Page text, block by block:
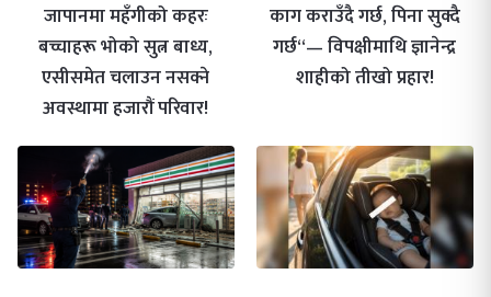
जापानमा महँगीको कहरः
बच्चाहरू भोको सुत्न बाध्य,
एसीसमेत चलाउन नसक्ने
अवस्थामा हजारौं परिवार!
काग कराउँदै गर्छ, पिना सुक्दै
गर्छ“— विपक्षीमाथि ज्ञानेन्द्र
शाहीको तीखो प्रहार!